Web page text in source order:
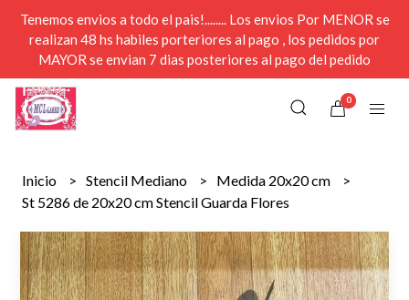
Tenemos envios a todo el pais!........ Los envios Por MENOR se
realizan 48 hs habiles porteriores al pago , los pedidos por
MAYOR se envian 7 dias posteriores al pago del pedido
0
Inicio Stencil Mediano
Medida 20x20 cm
St 5286 de 20x20 cm Stencil Guarda Flores